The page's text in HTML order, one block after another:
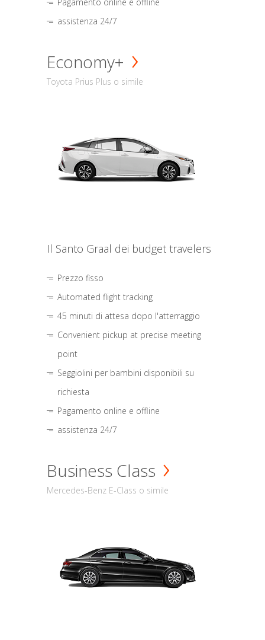
assistenza 24/7
Economy+
Toyota Prius Plus o simile
Il Santo Graal dei budget travelers
Prezzo fisso
Automated flight tracking
45 minuti di attesa dopo l'atterraggio
Convenient pickup at precise meeting
point
Seggiolini per bambini disponibili su
richiesta
Pagamento online e offline
assistenza 24/7
Business Class
Mercedes-Benz E-Class o simile